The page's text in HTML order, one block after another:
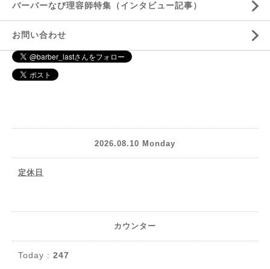
バーバーなび理容師特集（インタビュー記事）
お問い合わせ
2026.08.10 Monday
定休日
カウンター
Today : 247